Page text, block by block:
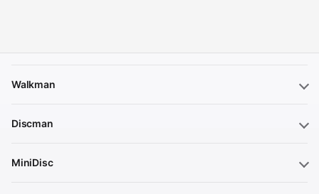
Walkman
Discman
MiniDisc